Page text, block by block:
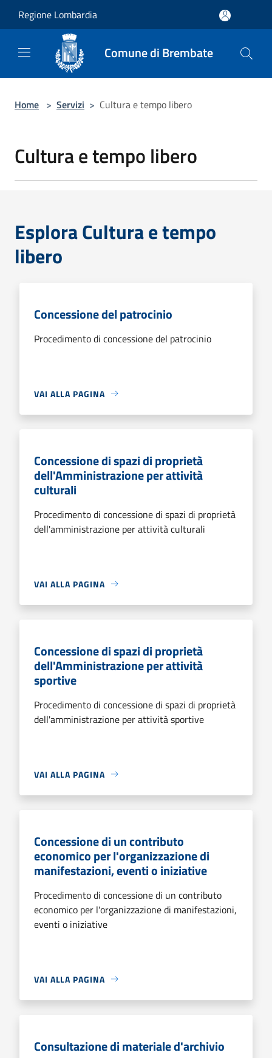
Regione Lombardia
Comune di Brembate
Home > Servizi > Cultura e tempo libero
Cultura e tempo libero
Esplora Cultura e tempo
libero
Concessione del patrocinio
Procedimento di concessione del patrocinio
VAI ALLA PAGINA
Concessione di spazi di proprietà
dell'Amministrazione per attività
culturali
Procedimento di concessione di spazi di proprietà
dell'amministrazione per attività culturali
VAI ALLA PAGINA
Concessione di spazi di proprietà
dell'Amministrazione per attività
sportive
Procedimento di concessione di spazi di proprietà
dell'amministrazione per attività sportive
VAI ALLA PAGINA
Concessione di un contributo
economico per l'organizzazione di
manifestazioni, eventi o iniziative
Procedimento di concessione di un contributo
economico per l'organizzazione di manifestazioni,
eventi o iniziative
VAI ALLA PAGINA
Consultazione di materiale d'archivio